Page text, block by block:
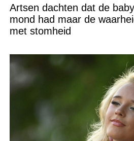
Artsen dachten dat de
mond had maar de
met stomheid